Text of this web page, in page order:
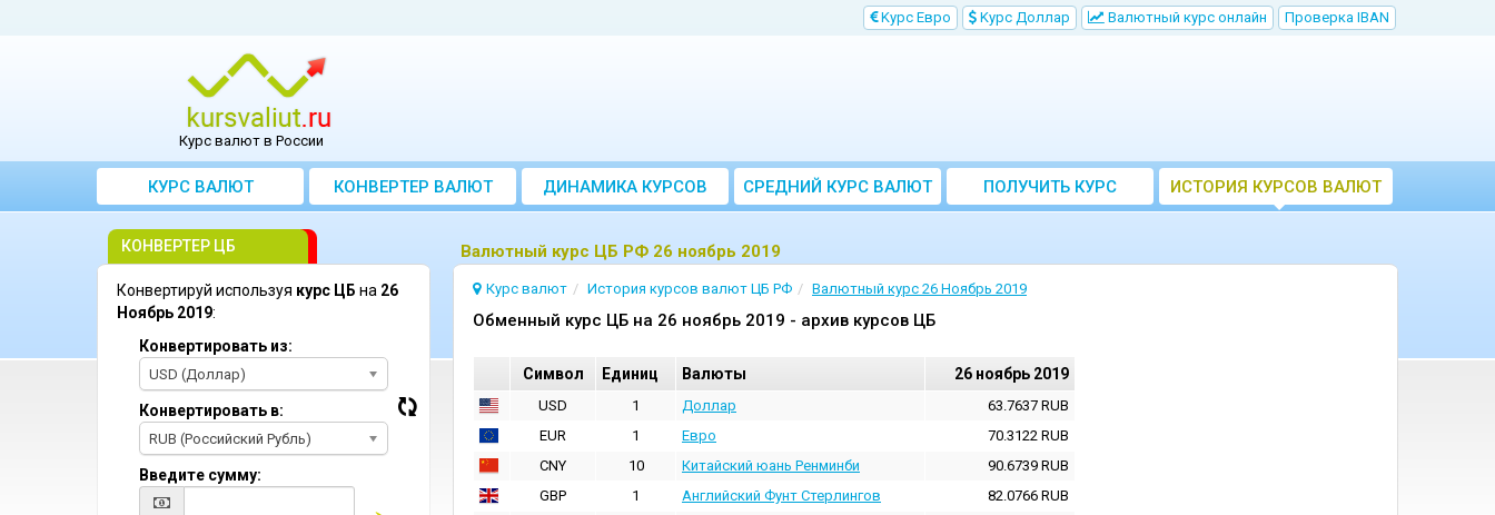
Kурс Евро Kурс Доллар Bалютный курс онлайн Проверка IBAN
Курс валют в России
КУРС ВАЛЮТ КОНВЕРТЕР ВАЛЮТ ДИНАМИКА КУРСОВ
CРЕДНИЙ КУРС ВАЛЮТ
ЗА МЕСЯЦ
ПОЛУЧИТЬ КУРС
ВАЛЮТ ЦБ
ИСТОРИЯ КУРСОВ ВАЛЮТ
ЦБ РФ
Bалютный курс ЦБ РФ 26 ноябрь 2019
Курс валют История курсов валют ЦБ РФ Валютный курс 26 Ноябрь 2019
Oбменный курс ЦБ на 26 ноябрь 2019 - архив курсов ЦБ
Cимвол Единиц Валюты 26 ноябрь 2019
USD 1 Доллар 63.7637 RUB
EUR
1 Евро 70.3122 RUB
CNY
10 Китайский юань Ренминби 90.6739 RUB
GBP
1 Английский Фунт Стерлингов 82.0766 RUB
КОНВЕРТЕР ЦБ
Конвертируй используя курс ЦБ на 26
Ноябрь 2019:
Конвертировать из:
USD (Доллар)
Конвертировать в:
RUB (Российский Рубль)
Введите сумму: